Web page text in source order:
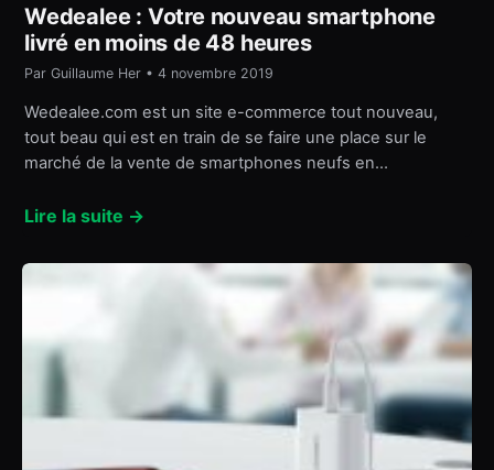
Wedealee : Votre nouveau smartphone
livré en moins de 48 heures
Par Guillaume Her • 4 novembre 2019
Wedealee.com est un site e-commerce tout nouveau,
tout beau qui est en train de se faire une place sur le
marché de la vente de smartphones neufs en…
Lire la suite →